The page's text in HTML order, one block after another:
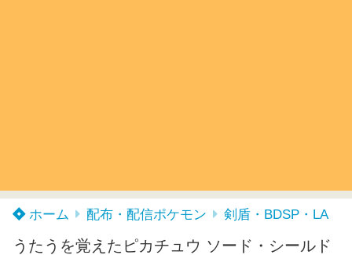
ホーム 配布・配信ポケモン 剣盾・BDSP・LA
うたうを覚えたピカチュウ ソード・シールド